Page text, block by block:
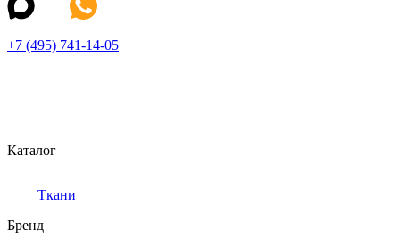
+7 (495) 741-14-05
Каталог
Ткани
Бренд